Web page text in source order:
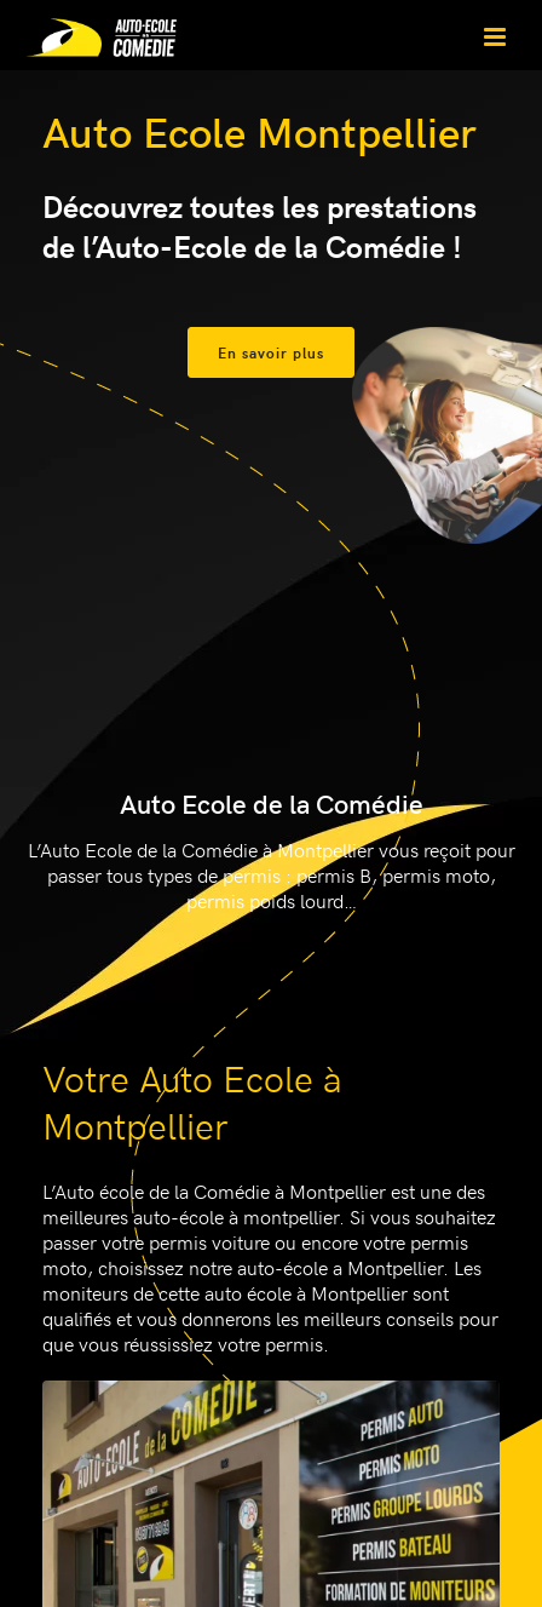
Auto Ecole Montpellier
Découvrez toutes les prestations
de l’Auto-Ecole de la Comédie !
En savoir plus
Auto Ecole de la Comédie
L’Auto Ecole de la Comédie à Montpellier vous reçoit pour
passer tous types de permis : permis B, permis moto,
permis poids lourd…
Votre Auto Ecole à
Montpellier
L’Auto école de la Comédie à Montpellier est une des
meilleures auto-école à montpellier. Si vous souhaitez
passer votre permis voiture ou encore votre permis
moto, choisissez notre auto-école a Montpellier. Les
moniteurs de cette auto école à Montpellier sont
qualifiés et vous donnerons les meilleurs conseils pour
que vous réussissiez votre permis.